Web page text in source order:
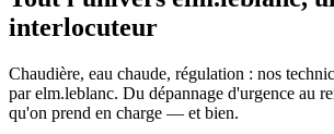
interlocuteur
Chaudière, eau chaude, régulation : nos
par elm.leblanc. Du dépannage d'urgence au
qu'on prend en charge — et bien.